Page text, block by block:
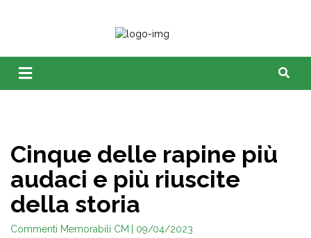
Cinque delle rapine più
audaci e più riuscite
della storia
Commenti Memorabili CM | 09/04/2023